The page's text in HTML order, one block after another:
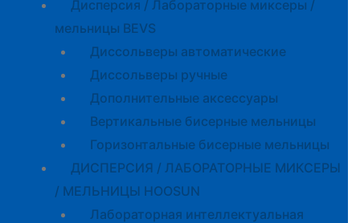
Дисперсия / Лабораторные миксеры /
мельницы BEVS
Диссольверы автоматические
Диссольверы ручные
Дополнительные аксессуары
Вертикальные бисерные мельницы
Горизонтальные бисерные мельницы
ДИСПЕРСИЯ / ЛАБОРАТОРНЫЕ МИКСЕРЫ
/ МЕЛЬНИЦЫ HOOSUN
Лабораторная интеллектуальная